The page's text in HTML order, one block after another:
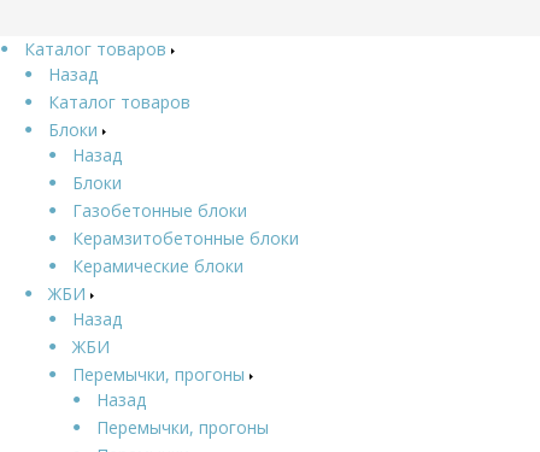
Каталог товаров
Назад
Каталог товаров
Блоки
Назад
Блоки
Газобетонные блоки
Керамзитобетонные блоки
Керамические блоки
ЖБИ
Назад
ЖБИ
Перемычки, прогоны
Назад
Перемычки, прогоны